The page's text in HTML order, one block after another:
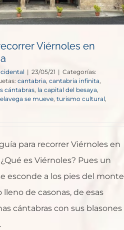
Viérnoles en
| 23/05/21 | Categorías:
cantabria, cantabria infinita,
cántabras, la capital del besaya,
se mueve, turismo cultural,
para recorrer Viérnoles en
es Viérnoles? Pues un
esconde a los pies del monte
lleno de casonas, de esas
cántabras con sus blasones